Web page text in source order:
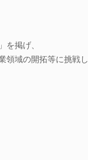
を掲げ、
領域の開拓等に挑戦